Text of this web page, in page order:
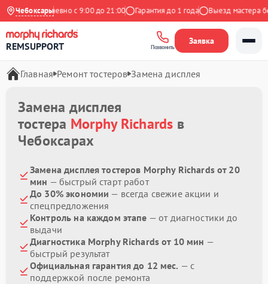
Чебоксары
Ежедневно с 9:00 до 21:00 Гарантия до 1 года Выезд мастера
REMSUPPORT Позвонить
Заявка
Главная Ремонт тостеров Замена дисплея
Замена дисплея
тостера Morphy Richards в
Чебоксарах
Замена дисплея тостеров Morphy Richards от 20
мин — быстрый старт работ
До 30% экономии — всегда свежие акции и
спецпредложения
Контроль на каждом этапе — от диагностики до
выдачи
Диагностика Morphy Richards от 10 мин —
быстрый результат
Официальная гарантия до 12 мес. — с
поддержкой после ремонта